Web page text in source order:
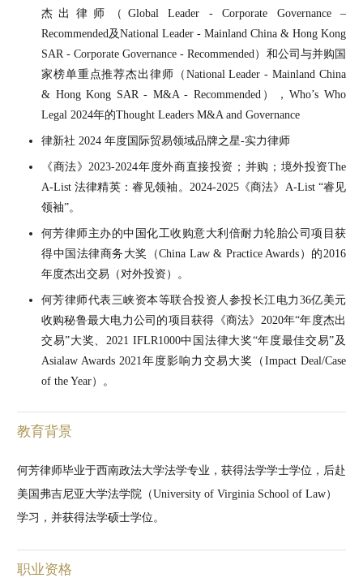
杰出律师（Global Leader - Corporate Governance –
Recommended及National Leader - Mainland China & Hong Kong
SAR - Corporate Governance - Recommended）和公司与并购国
家榜单重点推荐杰出律师（National Leader - Mainland China
& Hong Kong SAR - M&A - Recommended），Who’s Who
Legal 2024年的Thought Leaders M&A and Governance
律新社 2024 年度国际贸易领域品牌之星-实力律师
《商法》2023-2024年度外商直接投资；并购；境外投资The
A-List 法律精英：睿见领袖。2024-2025《商法》A-List “睿见
领袖”。
何芳律师主办的中国化工收购意大利倍耐力轮胎公司项目获
得中国法律商务大奖（China Law & Practice Awards）的2016
年度杰出交易（对外投资）。
何芳律师代表三峡资本等联合投资人参投长江电力36亿美元
收购秘鲁最大电力公司的项目获得《商法》2020年“年度杰出
交易”大奖、2021 IFLR1000中国法律大奖“年度最佳交易”及
Asialaw Awards 2021年度影响力交易大奖（Impact Deal/Case
of the Year）。
教育背景
何芳律师毕业于西南政法大学法学专业，获得法学学士学位，后赴
美国弗吉尼亚大学法学院（University of Virginia School of Law）
学习，并获得法学硕士学位。
职业资格